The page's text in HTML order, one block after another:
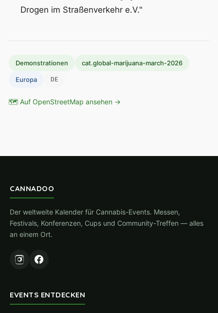
Drogen im Straßenverkehr e.V."
Demonstrationen cat.global-marijuana-march-2026
Europa DE
🗺 Auf OpenStreetMap ansehen →
CANNADOO
Der weltweite Kalender für Cannabis-Events. Messen,
Festivals, Konferenzen, Cups und Community-Treffen — alles
an einem Ort.
EVENTS ENTDECKEN